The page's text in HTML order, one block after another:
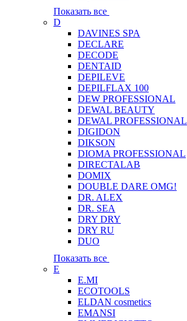
Показать все
D
DAVINES SPA
DECLARE
DECODE
DENTAID
DEPILEVE
DEPILFLAX 100
DEW PROFESSIONAL
DEWAL BEAUTY
DEWAL PROFESSIONAL
DIGIDON
DIKSON
DIOMA PROFESSIONAL
DIRECTALAB
DOMIX
DOUBLE DARE OMG!
DR. ALEX
DR. SEA
DRY DRY
DRY RU
DUO
Показать все
E
E.MI
ECOTOOLS
ELDAN cosmetics
EMANSI